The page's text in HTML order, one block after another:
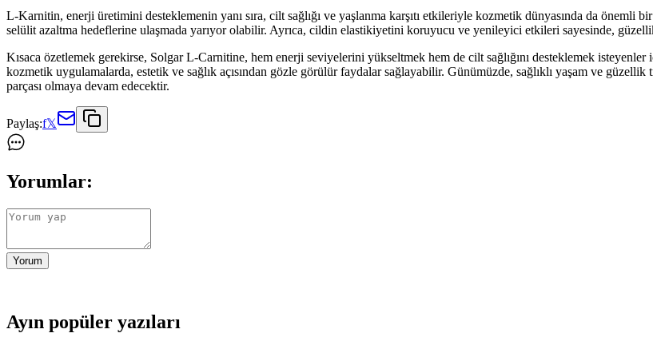
L-Karnitin, enerji üretimini desteklemenin yanı sıra, cilt sağlığı ve yaşlanma karşıtı etkileriyle kozmetik dünyasında da önemli
selülit azaltma hedeflerine ulaşmada yarıyor olabilir. Ayrıca, cildin elastikiyetini koruyucu ve yenileyici etkileri sayesinde,
Kısaca özetlemek gerekirse, Solgar L-Carnitine, hem enerji seviyelerini yükseltmek hem de cilt sağlığını desteklemek
kozmetik uygulamalarda, estetik ve sağlık açısından gözle görülür faydalar sağlayabilir. Günümüzde, sağlıklı yaşam ve
parçası olmaya devam edecektir.
Paylaş:f𝕏
Yorumlar:
Yorum
Ayın popüler yazıları